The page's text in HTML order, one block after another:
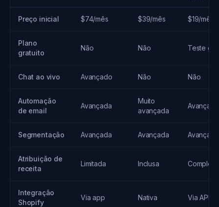
Preço inicial $74/mês $39/mês $19/mês
Plano
gratuito
Não Não Teste
Chat ao vivo Avançado Não Não
Automação
de email
Avançada
Muito
avançada
Avançada
Segmentação Avançada Avançada Avançada
Atribuição de
receita
Limitada Inclusa Completa
Integração
Shopify
Via app Nativa Via API